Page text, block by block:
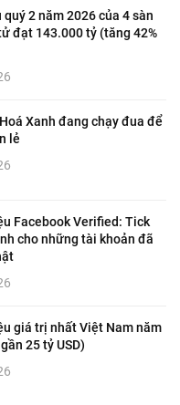
2 năm 2026 của 4 sàn
đạt 143.000 tỷ (tăng 42%
Xanh đang chạy đua để
lẻ
Facebook Verified: Tick
cho những tài khoản đã
giá trị nhất Việt Nam năm
25 tỷ USD)